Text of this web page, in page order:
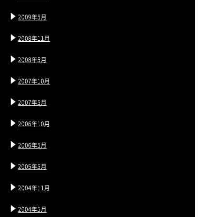
2009年5月
2008年11月
2008年5月
2007年10月
2007年5月
2006年10月
2006年5月
2005年5月
2004年11月
2004年5月